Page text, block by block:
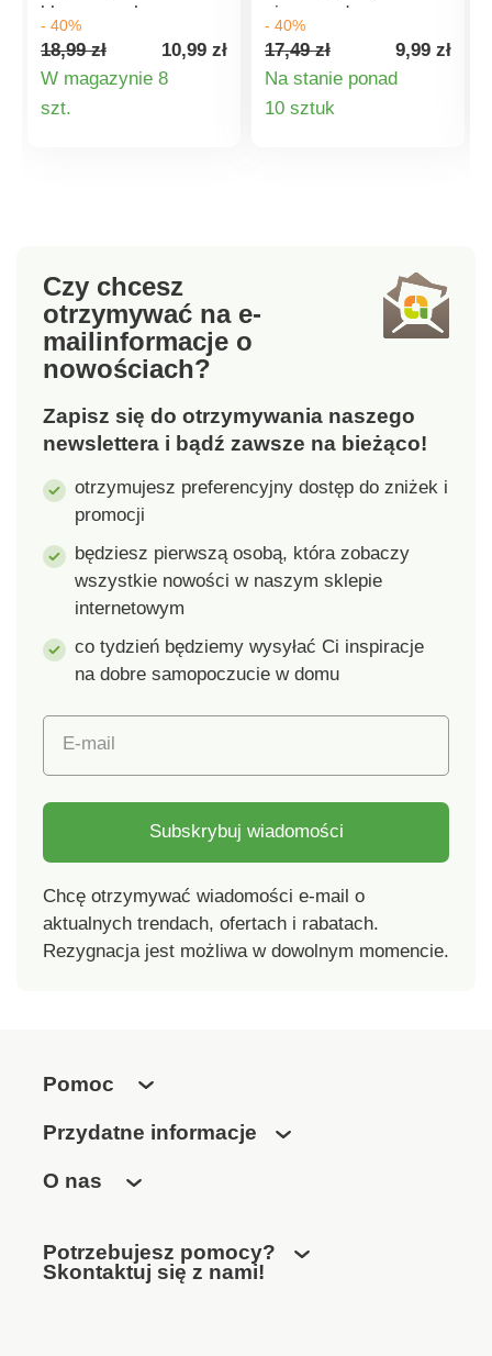
klasycznych
ręcznikach i spakuj
ręcznik fitness. Jest
lekki, bardzo miękki i
przyjemny w dotyku.
wygodnego
pakowania. Materiał
jest odporny na
zapachy
wilgocią. Materiał:
mikrofibra - 85%
poliamid. Wymiary: 80
x 40 cm. Do
uprawiania sportu W
podróży i w domu
Lekki i składany do
minimum Super
miękkie i wygodne w
kontakcie ze skórą
absorpcji Szybkie
schnięcie Elastyczny
pasek do wieszania i
- 40%
18,99 zł
10,99 zł
W magazynie 8
szt.
zimno podczas
ćwiczeń lub jeśli
Twoje stopy pocą się i
ślizgają. Dzięki
otwartemu palcowi i
przyczepność do
Konstrukcja palców
skarpet utrzymuje
ruchomość palców i
naturalną
swobodę.Materiał:80%
bawełna, 20%
36 - 41 Idealne do jogi
i innych ćwiczeń Pięć
palcem i podbiciem
wkładka
bezpieczeństwo
- 40%
17,49 zł
9,99 zł
Na stanie ponad
10 sztuk
Czy chcesz
otrzymywać na e-
mailinformacje o
nowościach?
Zapisz się do otrzymywania naszego
newslettera i bądź zawsze na bieżąco!
otrzymujesz preferencyjny dostęp do zniżek i
promocji
będziesz pierwszą osobą, która zobaczy
wszystkie nowości w naszym sklepie
internetowym
co tydzień będziemy wysyłać Ci inspiracje
na dobre samopoczucie w domu
E-mail
Subskrybuj wiadomości
Chcę otrzymywać wiadomości e-mail o
aktualnych trendach, ofertach i rabatach.
Rezygnacja jest możliwa w dowolnym momencie.
Pomoc
Przydatne informacje
O nas
Potrzebujesz pomocy?
Skontaktuj się z nami!